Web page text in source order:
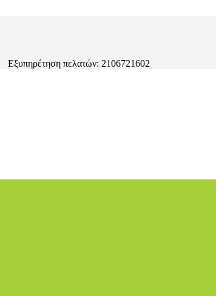
Εξυπηρέτηση πελατών: 2106721602